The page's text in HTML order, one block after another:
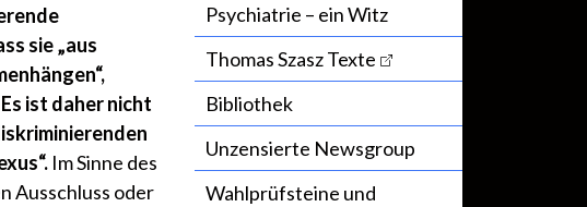
sie „aus
ist daher nicht
Im Sinne des
Ausschluss oder
Psychiatrie – ein Witz
Thomas Szasz Texte
Bibliothek
Unzensierte Newsgroup
Wahlprüfsteine und